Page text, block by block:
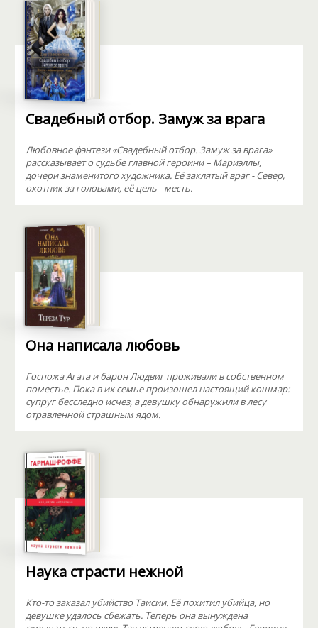
Свадебный отбор. Замуж за врага
Любовное фэнтези «Свадебный отбор. Замуж за врага»
рассказывает о судьбе главной героини – Мариэллы,
дочери знаменитого художника. Её заклятый враг - Север,
охотник за головами, её цель - месть.
Она написала любовь
Госпожа Агата и барон Людвиг проживали в собственном
поместье. Пока в их семье произошел настоящий кошмар:
супруг бесследно исчез, а девушку обнаружили в лесу
отравленной страшным ядом.
Наука страсти нежной
Кто-то заказал убийство Таисии. Её похитил убийца, но
девушке удалось сбежать. Теперь она вынуждена